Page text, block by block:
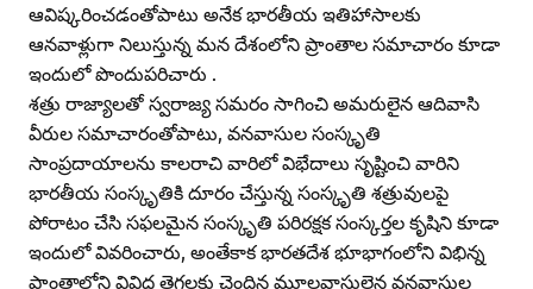
ఆవిష్కరించడంతోపాటు అనేక భారతీయ ఇతిహాసాలకు
ఆనవాళ్లుగా నిలుస్తున్న మన దేశంలోని ప్రాంతాల సమాచారం కూడా
ఇందులో పొందుపరిచారు .
శత్రు రాజ్యాలతో స్వరాజ్య సమరం సాగించి అమరులైన ఆదివాసి
వీరుల సమాచారంతోపాటు, వనవాసుల సంస్కృతి
సాంప్రదాయాలను కాలరాచి వారిలో విభేదాలు సృష్టించి వారిని
భారతీయ సంస్కృతికి దూరం చేస్తున్న సంస్కృతి శత్రువులపై
పోరాటం చేసి సఫలమైన సంస్కృతి పరిరక్షక సంస్కర్తల కృషిని కూడా
ఇందులో వివరించారు, అంతేకాక భారతదేశ భూభాగంలోని విభిన్న
ప్రాంతాల్లోని వివిధ తెగలకు చెందిన మూలవాసులైన వనవాసుల